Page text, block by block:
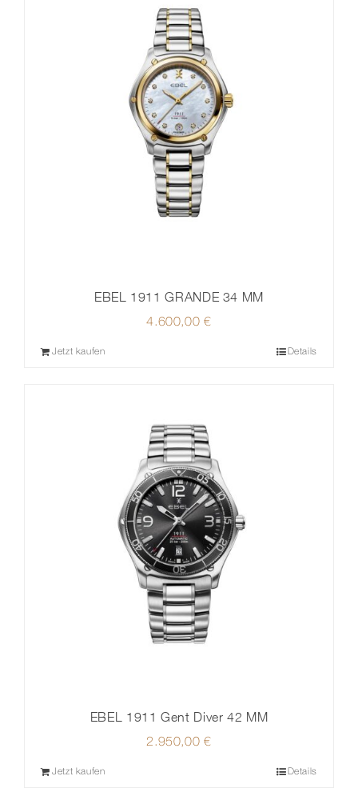
EBEL 1911 GRANDE 34 MM
4.600,00€
Jetzt kaufen Details
EBEL 1911 Gent Diver 42 MM
2.950,00€
Jetzt kaufen Details